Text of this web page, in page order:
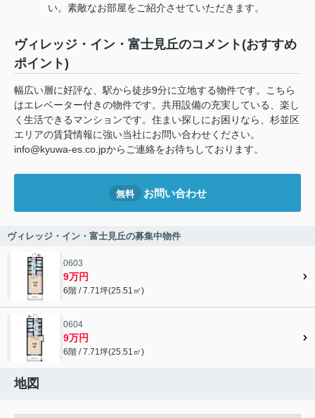
い。素敵なお部屋をご紹介させていただきます。
ヴィレッジ・イン・富士見丘のコメント(おすすめ
ポイント)
幅広い層に好評な、駅から徒歩9分に立地する物件です。こちら
はエレベーター付きの物件です。共用設備の充実している、楽し
く生活できるマンションです。住まい探しにお困りなら、杉並区
エリアの賃貸情報に強い当社にお問い合わせください。
info@kyuwa-es.co.jpからご連絡をお待ちしております。
無料 お問い合わせ
ヴィレッジ・イン・富士見丘の募集中物件
0603
9万円
6階 / 7.71坪(25.51㎡)
0604
9万円
6階 / 7.71坪(25.51㎡)
地図